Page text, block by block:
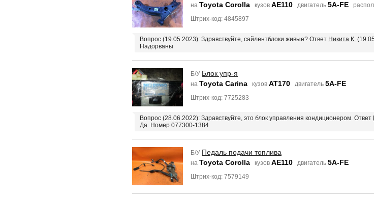
на Toyota Corolla кузов AE110 двигатель 5A-FE
Штрих-код: 4845897
Вопрос (19.05.2023): Здравствуйте, сайлентблоки живые? Ответ Никита К.
Надорваны
Б/У Блок упр-я
на Toyota Carina кузов AT170 двигатель 5A-FE
Штрих-код: 7725283
Вопрос (28.06.2022): Здравствуйте, это блок управления кондиционером. Ответ
Да. Номер 077300-1384
Б/У Педаль подачи топлива
на Toyota Corolla кузов AE110 двигатель 5A-FE
Штрих-код: 7579149